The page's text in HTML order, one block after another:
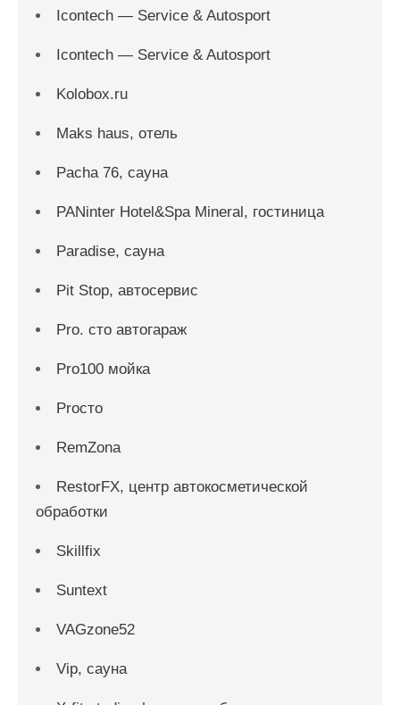
Icontech — Service & Autosport
Icontech — Service & Autosport
Kolobox.ru
Maks haus, отель
Pacha 76, сауна
PANinter Hotel&Spa Mineral, гостиница
Paradise, сауна
Pit Stop, автосервис
Pro. cтo автогараж
Pro100 мойка
Proсто
RemZona
RestorFX, центр автокосметической
обработки
Skillfix
Suntext
VAGzone52
Vip, сауна